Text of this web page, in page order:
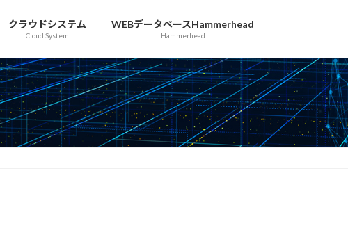
クラウドシステム
Cloud System
WEBデータベースHammerhead
Hammerhead